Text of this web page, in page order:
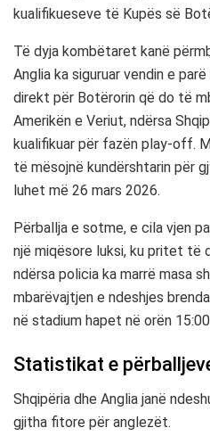
kualifikueseve të Kupës së
Të dyja kombëtaret kanë
Anglia ka siguruar vendin e
direkt për Botërorin që do të
Amerikën e Veriut, ndërsa
kualifikuar për fazën play-off.
të mësojnë kundërshtarin për
luhet më 26 mars 2026.
Përballja e sotme, e cila vjen
një miqësore luksi, ku pritet të
ndërsa policia ka marrë masa
mbarëvajtjen e ndeshjes
në stadium hapet në orën
Statistikat e
Shqipëria dhe Anglia janë
gjitha fitore për anglezët.